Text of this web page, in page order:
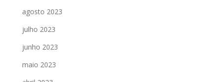
agosto 2023
julho 2023
junho 2023
maio 2023